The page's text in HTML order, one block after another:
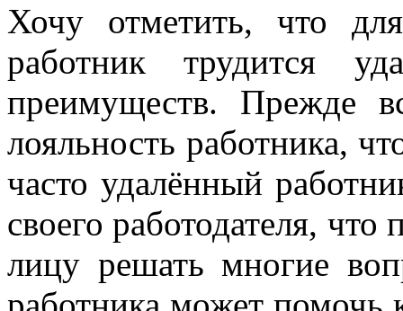
Хочу отметить, что для
работник трудится
преимуществ. Прежде
лояльность работника,
часто удалённый
своего работодателя,
лицу решать многие